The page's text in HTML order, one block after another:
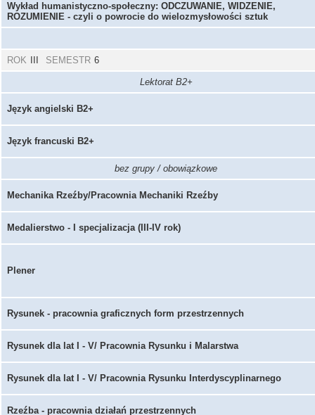
Wykład humanistyczno-społeczny: ODCZUWANIE, WIDZENIE,
ROZUMIENIE - czyli o powrocie do wielozmysłowości sztuk
ROK SEMESTR 6
Lektorat B2+
Język angielski B2+
Język francuski B2+
bez grupy / obowiązkowe
Mechanika Rzeźby/Pracownia Mechaniki Rzeźby
Medalierstwo - I specjalizacja (III-IV rok)
Plener
Rysunek - pracownia graficznych form przestrzennych
Rysunek dla lat I - V/ Pracownia Rysunku i Malarstwa
Rysunek dla lat I - V/ Pracownia Rysunku Interdyscyplinarnego
Rzeźba - pracownia działań przestrzennych